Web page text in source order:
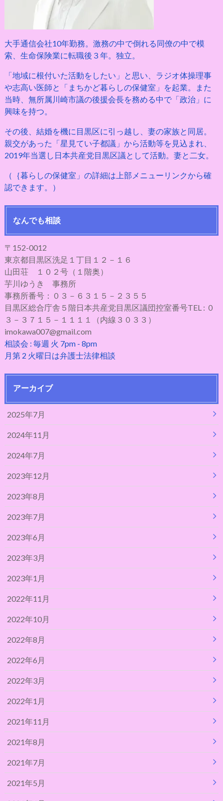
大手通信会社10年勤務。激務の中で倒れる同僚の中で模
索、生命保険業に転職後３年。独立。
「地域に根付いた活動をしたい」と思い、ラジオ体操理事
や志高い医師と「まちかど暮らしの保健室」を起業。また
当時、無所属川崎市議の後援会長を務める中で「政治」に
興味を持つ。
その後、結婚を機に目黒区に引っ越し、妻の家族と同居。
親交があった「星見てい子都議」から活動等を見込まれ、
2019年当選し日本共産党目黒区議として活動。妻と二女。
（｛暮らしの保健室」の詳細は上部メニューリンクから確
認できます。）
なんでも相談
〒152-0012
東京都目黒区洗足１丁目１２－１６
山田荘 １０２号（１階奥）
芋川ゆうき 事務所
事務所番号：０３－６３１５－２３５５
目黒区総合庁舎５階日本共産党目黒区議団控室番号TEL : ０
３－３７１５－１１１１（内線３０３３）
imokawa007@gmail.com
相談会 : 毎週 火 7pm - 8pm
月第 2 火曜日は弁護士法律相談
アーカイブ
2025年7月
2024年11月
2024年7月
2023年12月
2023年8月
2023年7月
2023年6月
2023年3月
2023年1月
2022年11月
2022年10月
2022年8月
2022年6月
2022年3月
2022年1月
2021年11月
2021年8月
2021年7月
2021年5月